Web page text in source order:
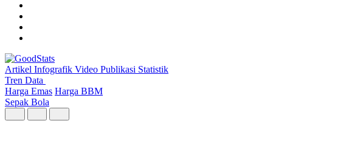
Artikel Infografik Video Publikasi Statistik
Tren Data
Harga Emas Harga BBM
Sepak Bola